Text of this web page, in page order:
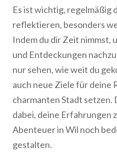
Es ist wichtig, regelmäßig
reflektieren, besonders
Indem du dir Zeit nimmst,
und Entdeckungen
nur sehen, wie weit du
auch neue Ziele für deine
charmanten Stadt
dabei, deine Erfahrungen
Abenteuer in Wil noch
gestalten.